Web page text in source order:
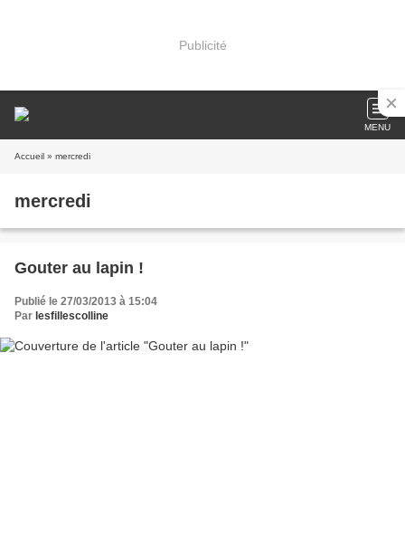
Publicité
MENU
Accueil » mercredi
mercredi
Gouter au lapin !
Publié le 27/03/2013 à 15:04
Par lesfillescolline